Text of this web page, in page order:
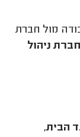
מול חברת
ניהול
הבית,